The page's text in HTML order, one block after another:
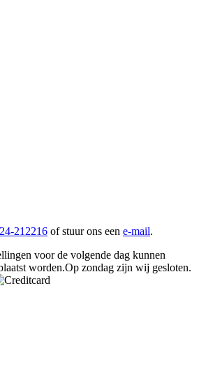
212216 of stuur ons een e-mail.
voor de volgende dag kunnen
worden.Op zondag zijn wij gesloten.